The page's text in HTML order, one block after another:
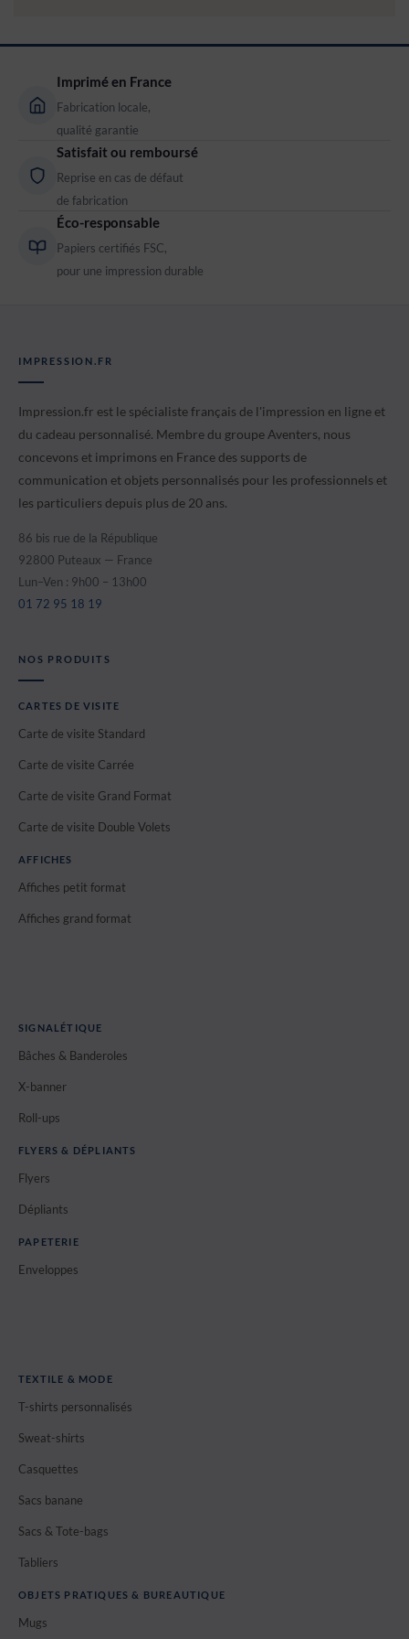
Imprimé en France
Fabrication locale,
qualité garantie
Satisfait ou remboursé
Reprise en cas de défaut
de fabrication
Éco-responsable
Papiers certifiés FSC,
pour une impression durable
IMPRESSION.FR
Impression.fr est le spécialiste français de l'impression en ligne et
du cadeau personnalisé. Membre du groupe Aventers, nous
concevons et imprimons en France des supports de
communication et objets personnalisés pour les professionnels et
les particuliers depuis plus de 20 ans.
86 bis rue de la République
92800 Puteaux — France
Lun–Ven : 9h00 – 13h00
01 72 95 18 19
NOS PRODUITS
CARTES DE VISITE
Carte de visite Standard
Carte de visite Carrée
Carte de visite Grand Format
Carte de visite Double Volets
AFFICHES
Affiches petit format
Affiches grand format
SIGNALÉTIQUE
Bâches & Banderoles
X-banner
Roll-ups
FLYERS & DÉPLIANTS
Flyers
Dépliants
PAPETERIE
Enveloppes
TEXTILE & MODE
T-shirts personnalisés
Sweat-shirts
Casquettes
Sacs banane
Sacs & Tote-bags
Tabliers
OBJETS PRATIQUES & BUREAUTIQUE
Mugs